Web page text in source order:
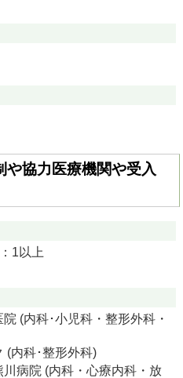
や協力医療機関や受入
1以上
(内科･小児科・整形外科・
(内科･整形外科)
病院 (内科・心療内科・放